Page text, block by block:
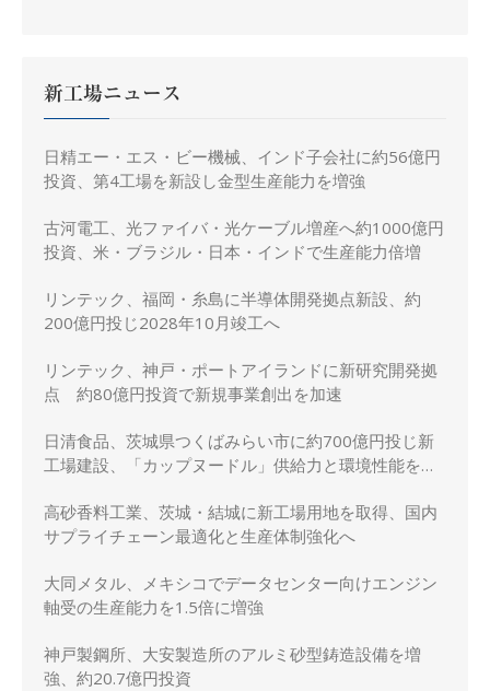
新工場ニュース
日精エー・エス・ビー機械、インド子会社に約56億円
投資、第4工場を新設し金型生産能力を増強
古河電工、光ファイバ・光ケーブル増産へ約1000億円
投資、米・ブラジル・日本・インドで生産能力倍増
リンテック、福岡・糸島に半導体開発拠点新設、約
200億円投じ2028年10月竣工へ
リンテック、神戸・ポートアイランドに新研究開発拠
点 約80億円投資で新規事業創出を加速
日清食品、茨城県つくばみらい市に約700億円投じ新
工場建設、「カップヌードル」供給力と環境性能を強
高砂香料工業、茨城・結城に新工場用地を取得、国内
サプライチェーン最適化と生産体制強化へ
大同メタル、メキシコでデータセンター向けエンジン
軸受の生産能力を1.5倍に増強
神戸製鋼所、大安製造所のアルミ砂型鋳造設備を増
強、約20.7億円投資